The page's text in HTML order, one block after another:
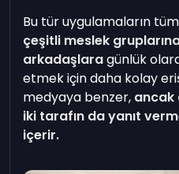
Bu tür uygulamaların
çeşitli meslek
arkadaşlaragünlük
etmek için daha kolay
medyaya benzer, ancak
iki tarafın da yanıt
içerir.